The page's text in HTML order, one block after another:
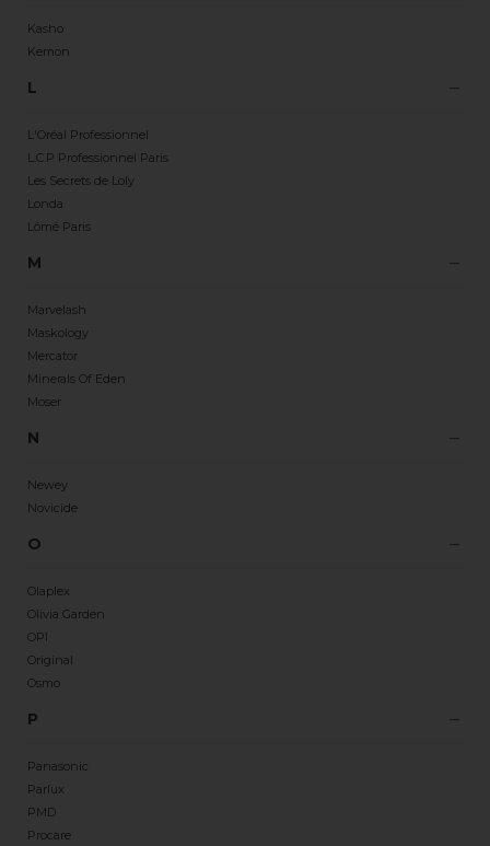
Kasho
Kemon
L
L'Oréal Professionnel
L.C.P Professionnel Paris
Les Secrets de Loly
Londa
Lômé Paris
M
Marvelash
Maskology
Mercator
Minerals Of Eden
Moser
N
Newey
Novicide
O
Olaplex
Olivia Garden
OPI
Original
Osmo
P
Panasonic
Parlux
PMD
Procare